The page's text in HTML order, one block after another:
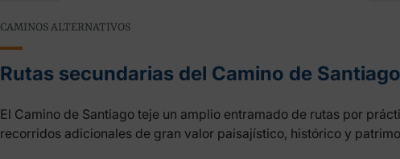
CAMINOS ALTERNATIVOS
Rutas secundarias del Camino de Santiago
El Camino de Santiago teje un amplio entramado de rutas por
recorridos adicionales de gran valor paisajístico, histórico y